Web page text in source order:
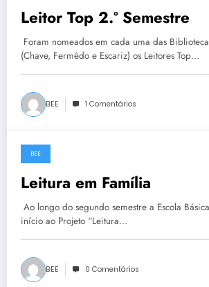
Leitor Top 2.º Semestre
Foram nomeados em cada uma das
(Chave, Fermêdo e Escariz) os Leitores Top…
BEE 1 Comentários
19 de Junho, 2023
BEE
Leitura em Família
Ao longo do segundo semestre a Escola
início ao Projeto “Leitura…
BEE 0 Comentários